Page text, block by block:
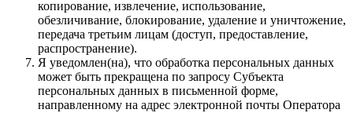
копирование, извлечение, использование,
обезличивание, блокирование, удаление и уничтожение,
передача третьим лицам (доступ, предоставление,
распространение).
Я уведомлен(на), что обработка персональных данных
может быть прекращена по запросу Субъекта
персональных данных в письменной форме,
направленному на адрес электронной почты Оператора